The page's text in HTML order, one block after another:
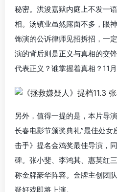
秘密。洪浚嘉狱内庭上不发一
相。汤镇业虽然露面不多，眼
饰演的公诉律师见招拆招，一
演的背后则是正义与真相的交
代表正义？谁掌握着真相？11
另外，值得一提的是，本片导
长春电影节颁奖典礼”最佳处女
击手》提名金鸡奖最佳导演，
碑。张小斐、李鸿其、惠英红
称金牌豪华阵容。金牌主创团
疑好戏即将上演。